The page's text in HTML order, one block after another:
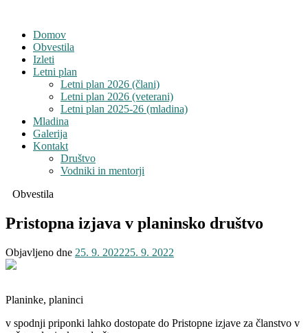
Domov
Obvestila
Izleti
Letni plan
Letni plan 2026 (člani)
Letni plan 2026 (veterani)
Letni plan 2025-26 (mladina)
Mladina
Galerija
Kontakt
Društvo
Vodniki in mentorji
Obvestila
Pristopna izjava v planinsko društvo
Objavljeno dne 25. 9. 202225. 9. 2022
Planinke, planinci
v spodnji priponki lahko dostopate do Pristopne izjave za članstvo v